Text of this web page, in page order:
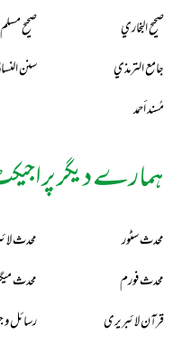
صحيح البخاري صحيح مسلم
جامع الترمذي
سنن
مُسند أحمد
ہمارے دیگر
محدث سٹور محدث
محدث فورم
محدث
قرآن لائبریری
رسائل و